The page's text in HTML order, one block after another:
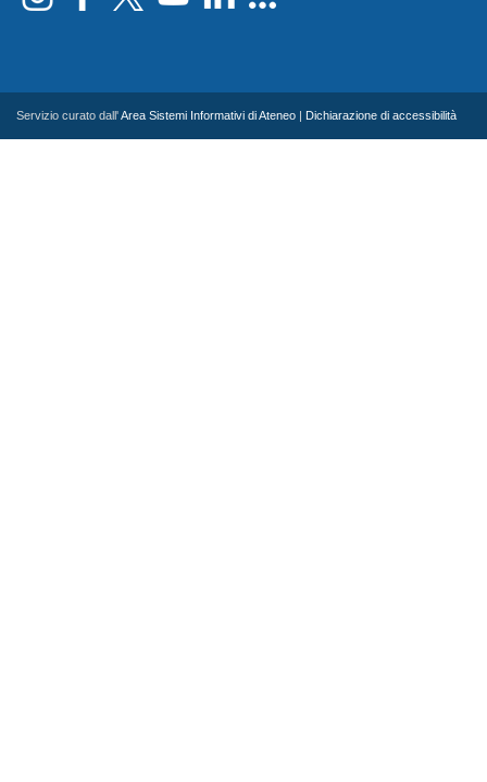
Servizio curato dall'Area Sistemi Informativi di Ateneo Dichiarazione di accessibilità